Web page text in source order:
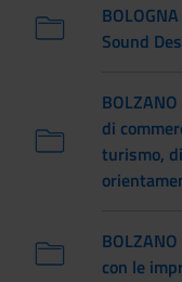
Sound
di
turismo,
con le